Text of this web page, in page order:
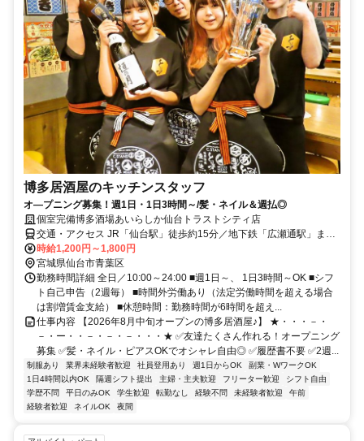
博多居酒屋のキッチンスタッフ
オ―プニング募集！週1日・1日3時間～/髪・ネイル＆週払◎
個室完備博多酒場あいらしか仙台トラストシティ店
交通・アクセス JR「仙台駅」徒歩約15分／地下鉄「広瀬通駅」また
は「青葉通一番町駅」徒歩約5分／バス停「一番町一丁目」徒歩約1分
時給1,200円～1,800円
宮城県仙台市青葉区
勤務時間詳細 全日／10:00～24:00 ■週1日～、 1日3時間～OK ■シフ
ト自己申告（2週毎） ■時間外労働あり（法定労働時間を超える場合
は割増賃金支給） ■休憩時間：勤務時間が6時間を超え...
仕事内容 【2026年8月中旬オープンの博多居酒屋♪】 ★・・・－・
－・ー・・－・－・－・・・★ ✅友達たくさん作れる！オープニング
募集 ✅髪・ネイル・ピアスOKでオシャレ自由◎ ✅履歴書不要 ✅2週...
制服あり 業界未経験者歓迎 社員登用あり 週1日からOK
副業・WワークOK
1日4時間以内OK
隔週シフト提出 主婦・主夫歓迎 フリーター歓迎
シフト自由
学歴不問
平日のみOK 学生歓迎 転勤なし 経験不問 未経験者歓迎
午前
経験者歓迎
ネイルOK 夜間